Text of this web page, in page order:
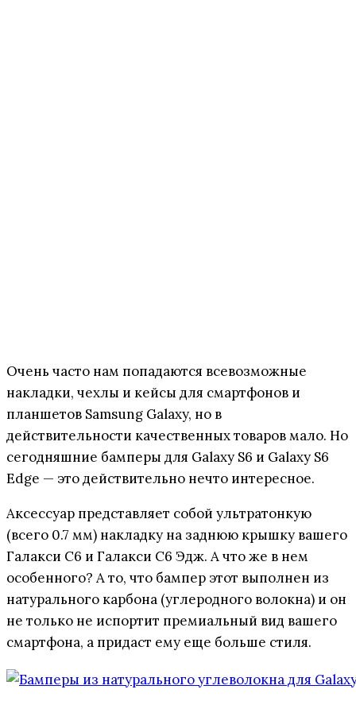
Очень часто нам попадаются всевозможные
накладки, чехлы и кейсы для смартфонов и
планшетов Samsung Galaxy, но в
действительности качественных товаров мало. Но
сегодняшние бамперы для Galaxy S6 и Galaxy S6
Edge — это действительно нечто интересное.
Аксессуар представляет собой ультратонкую
(всего 0.7 мм) накладку на заднюю крышку вашего
Галакси С6 и Галакси С6 Эдж. А что же в нем
особенного? А то, что бампер этот выполнен из
натурального карбона (углеродного волокна) и он
не только не испортит премиальный вид вашего
смартфона, а придаст ему еще больше стиля.